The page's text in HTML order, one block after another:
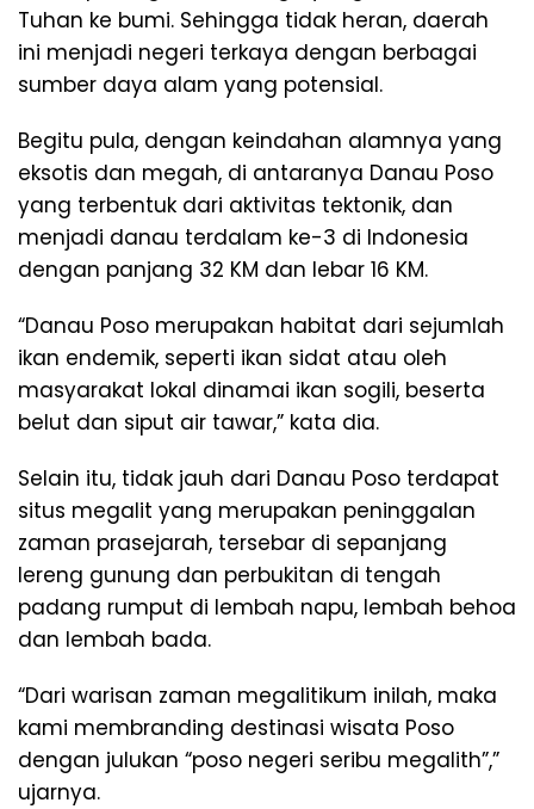
Tuhan ke bumi. Sehingga tidak heran, daerah
ini menjadi negeri terkaya dengan berbagai
sumber daya alam yang potensial.
Begitu pula, dengan keindahan alamnya yang
eksotis dan megah, di antaranya Danau Poso
yang terbentuk dari aktivitas tektonik, dan
menjadi danau terdalam ke-3 di Indonesia
dengan panjang 32 KM dan lebar 16 KM.
“Danau Poso merupakan habitat dari sejumlah
ikan endemik, seperti ikan sidat atau oleh
masyarakat lokal dinamai ikan sogili, beserta
belut dan siput air tawar,” kata dia.
Selain itu, tidak jauh dari Danau Poso terdapat
situs megalit yang merupakan peninggalan
zaman prasejarah, tersebar di sepanjang
lereng gunung dan perbukitan di tengah
padang rumput di lembah napu, lembah behoa
dan lembah bada.
“Dari warisan zaman megalitikum inilah, maka
kami membranding destinasi wisata Poso
dengan julukan “poso negeri seribu megalith”,”
ujarnya.